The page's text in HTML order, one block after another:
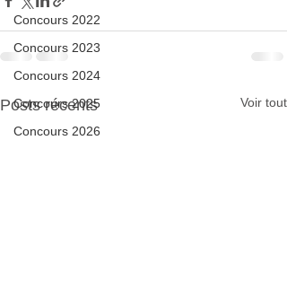
Concours 2022
Concours 2023
Concours 2024
Concours 2025
Concours 2026
Posts récents Voir tout